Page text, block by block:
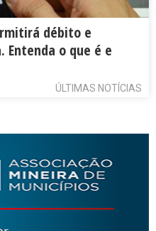
débito e
o que é e
ÚLTIMAS NOTÍCIAS